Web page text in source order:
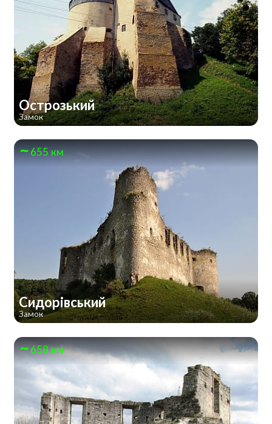
Острозький
Замок
655 км
Сидорівський
Замок
658 км